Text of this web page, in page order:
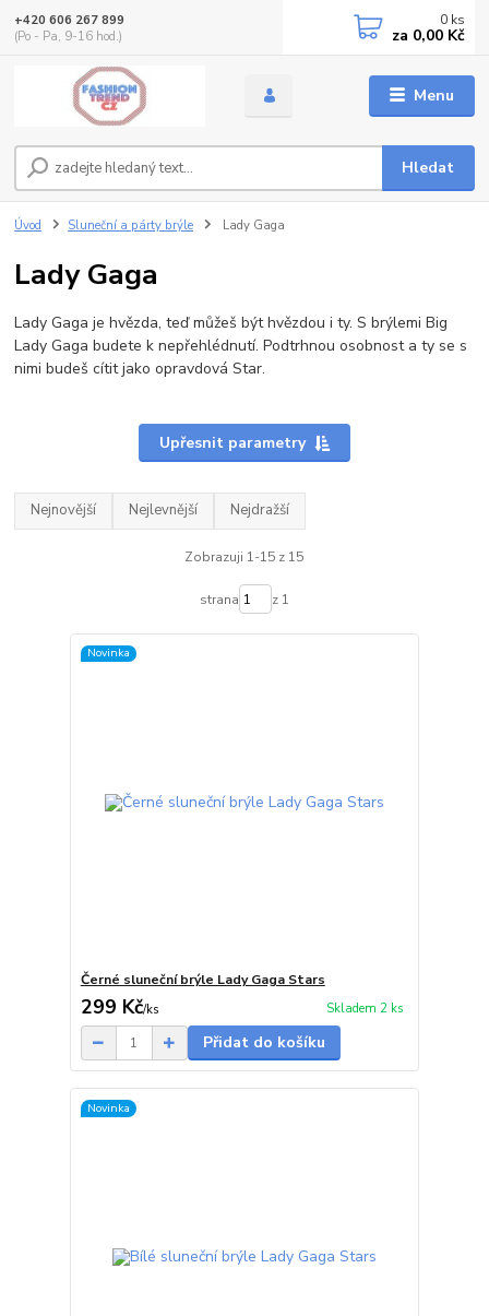
Menu
Hledat
+420 606 267 899
(Po - Pa, 9-16 hod.)
0 ks
za 0,00 Kč
Úvod Sluneční a párty brýle Lady Gaga
Lady Gaga
Lady Gaga je hvězda, teď můžeš být hvězdou i ty. S brýlemi Big
Lady Gaga budete k nepřehlédnutí. Podtrhnou osobnost a ty se s
nimi budeš cítit jako opravdová Star.
Upřesnit parametry
Nejnovější Nejlevnější Nejdražší
Zobrazuji 1-15 z 15
strana z 1
Novinka
Černé sluneční brýle Lady Gaga Stars
299 Kč/ks Skladem 2 ks
Přidat do košíku
Novinka